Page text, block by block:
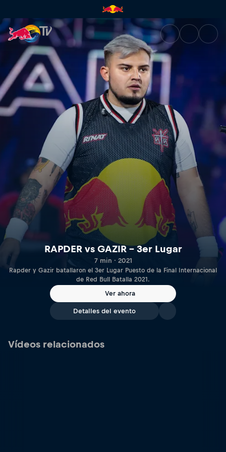
RAPDER vs GAZIR – 3er
RAPDER vs GAZIR – 3er Lugar
7 min · 2021
Rapder y Gazir batallaron el 3er Lugar Puesto de la Final Internacional
de Red Bull Batalla 2021.
Ver ahora
Detalles del evento
Vídeos relacionados